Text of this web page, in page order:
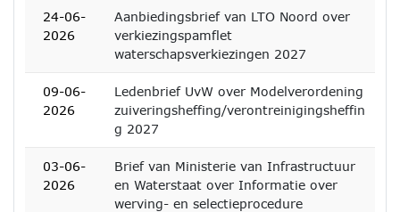
24-06-
2026
Aanbiedingsbrief van LTO Noord over
verkiezingspamflet
waterschapsverkiezingen 2027
09-06-
2026
Ledenbrief UvW over Modelverordening
zuiveringsheffing/verontreinigingsheffin
g 2027
03-06-
2026
Brief van Ministerie van Infrastructuur
en Waterstaat over Informatie over
werving- en selectieprocedure